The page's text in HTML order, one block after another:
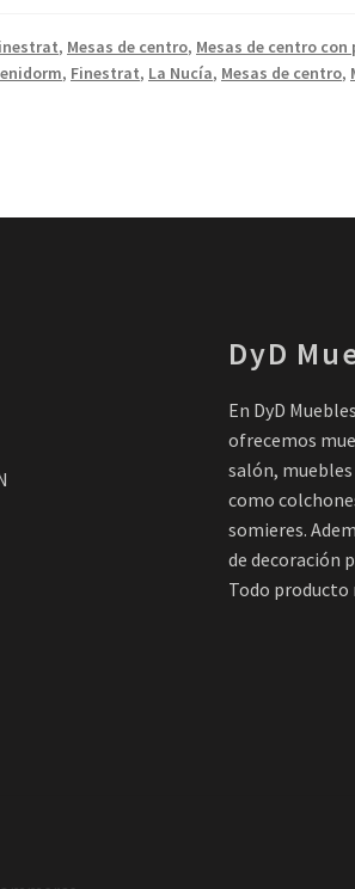
, Mesas de centro, Mesas de centro con
, Finestrat, La Nucía, Mesas de centro,
DyD
En DyD
ofrecemos
salón, muebles
como
somieres.
de decoración
Todo producto